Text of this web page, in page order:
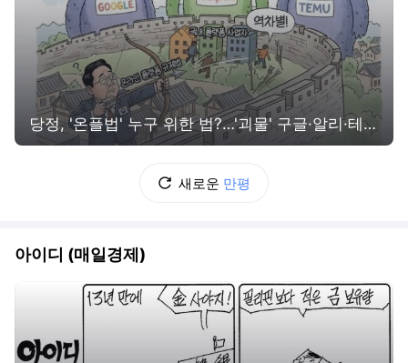
당정, '온플법' 누구 위한 법?…'괴물' 구글·알리·테무는 못잡고 국내 플랫폼사업자만 잡을라 [데일리안 시사만평]
새로운 만평
아이디 (매일경제)